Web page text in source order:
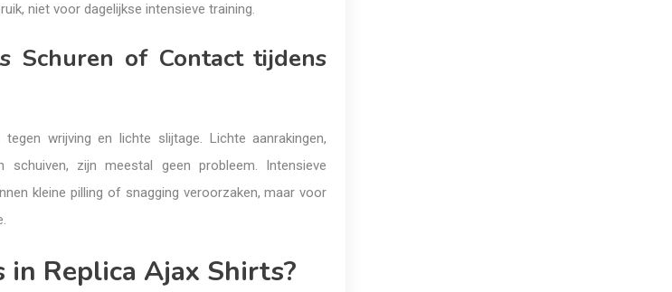
niet voor dagelijkse intensieve training.
Schuren of Contact tijdens
wrijving en lichte slijtage. Lichte aanrakingen,
zijn meestal geen probleem. Intensieve
kleine pilling of snagging veroorzaken, maar voor
Replica Ajax Shirts?